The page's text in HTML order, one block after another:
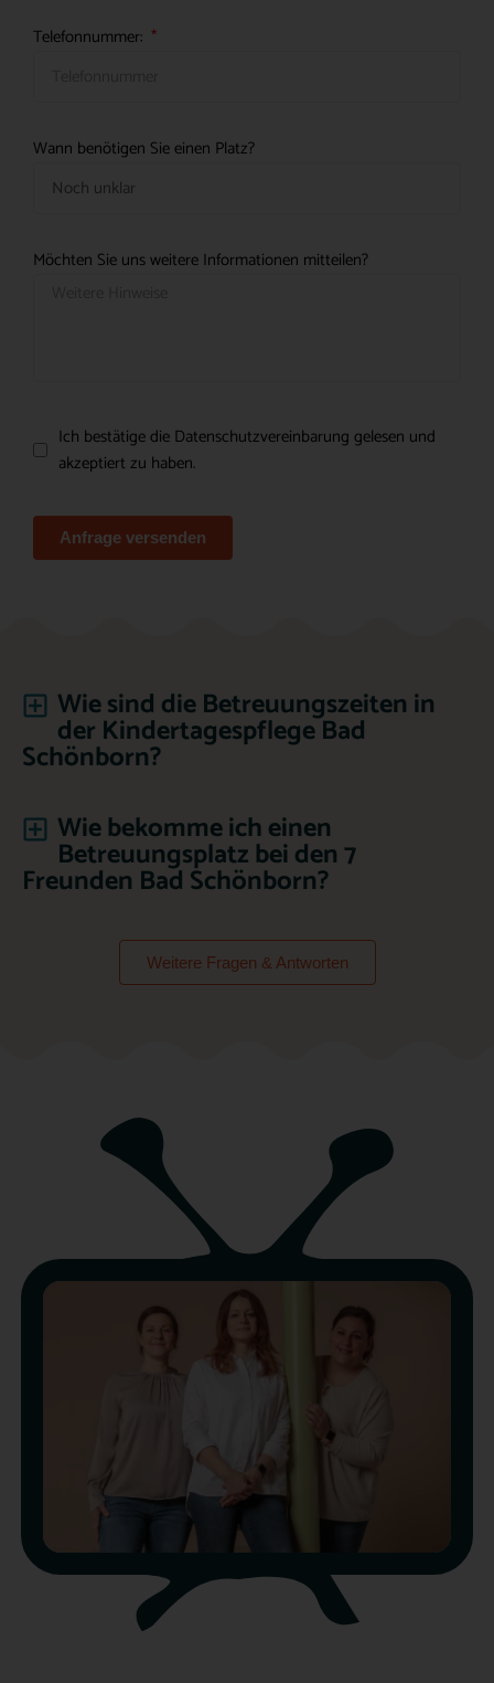
Telefonnummer:
Wann benötigen Sie einen Platz?
Möchten Sie uns weitere Informationen mitteilen?
Ich bestätige die Datenschutzvereinbarung gelesen und
akzeptiert zu haben.
Anfrage versenden
Wie sind die Betreuungszeiten in
der Kindertagespflege Bad
Schönborn?
Wie bekomme ich einen
Betreuungsplatz bei den 7
Freunden Bad Schönborn?
Weitere Fragen & Antworten